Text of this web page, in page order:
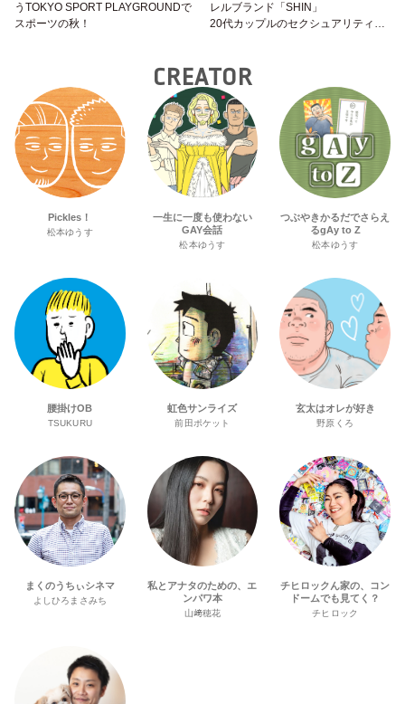
うTOKYO SPORT PLAYGROUNDで
スポーツの秋！
レルブランド「SHIN」
20代カップルのセクシュアリティと
CREATOR
Pickles！
松本ゆうす
一生に一度も使わない
GAY会話
松本ゆうす
つぶやきかるだでさらえ
るgAy to Z
松本ゆうす
腰掛けOB
TSUKURU
虹色サンライズ
前田ポケット
玄太はオレが好き
野原くろ
まくのうちぃシネマ
よしひろまさみち
私とアナタのための、エ
ンパワ本
山﨑穂花
チヒロックん家の、コン
ドームでも見てく？
チヒロック